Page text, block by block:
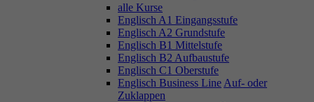
alle Kurse
Englisch A1 Eingangsstufe
Englisch A2 Grundstufe
Englisch B1 Mittelstufe
Englisch B2 Aufbaustufe
Englisch C1 Oberstufe
Englisch Business Line Auf- oder
Zuklappen